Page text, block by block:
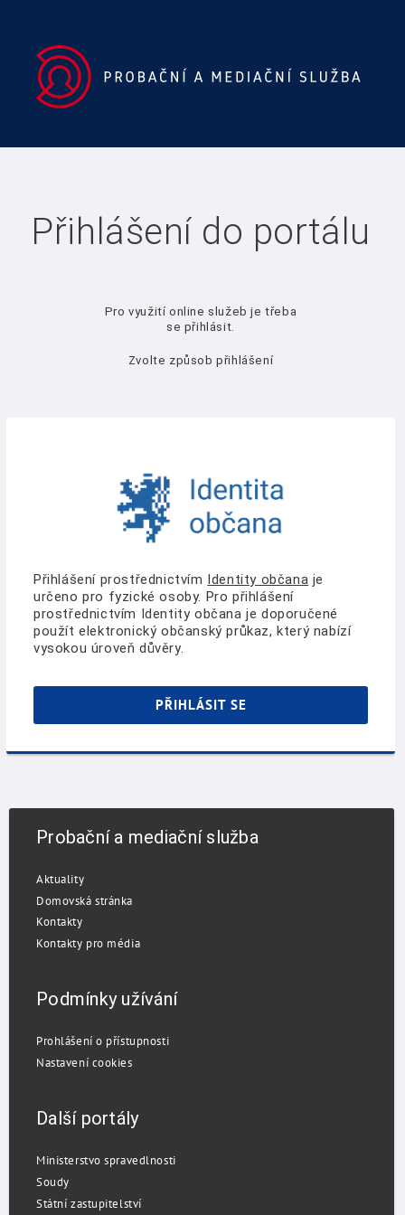
Přihlášení do portálu
Pro využití online služeb je třeba
se přihlásit.
Zvolte způsob přihlášení
Přihlášení prostřednictvím Identity občana je
určeno pro fyzické osoby. Pro přihlášení
prostřednictvím Identity občana je doporučené
použít elektronický občanský průkaz, který nabízí
vysokou úroveň důvěry.
PŘIHLÁSIT SE
Probační a mediační služba
Aktuality
Domovská stránka
Kontakty
Kontakty pro média
Podmínky užívání
Prohlášení o přístupnosti
Nastavení cookies
Další portály
Ministerstvo spravedlnosti
Soudy
Státní zastupitelství